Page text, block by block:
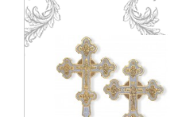
114-050
Панагия.